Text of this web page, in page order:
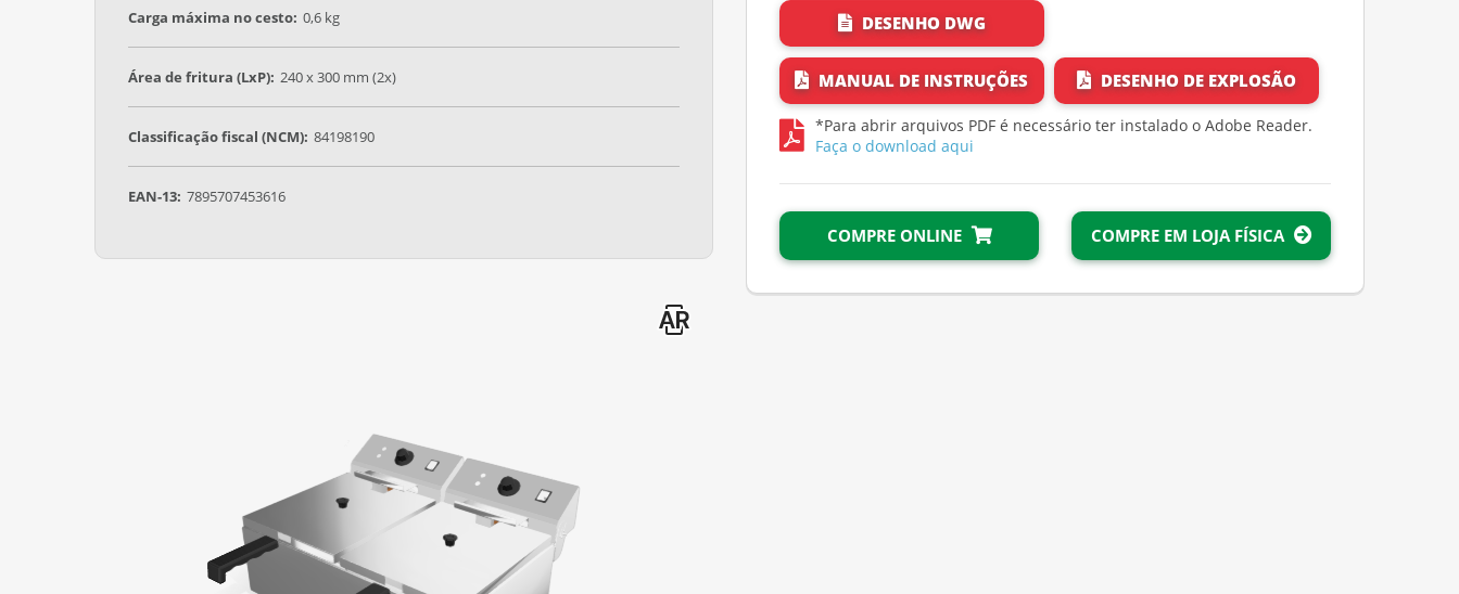
Carga máxima no cesto: 0,6 kg
Área de fritura (LxP): 240 x 300 mm (2x)
Classificação fiscal (NCM): 84198190
EAN-13: 7895707453616
DESENHO DWG
MANUAL DE INSTRUÇÕES DESENHO DE EXPLOSÃO
*Para abrir arquivos PDF é necessário ter instalado o Adobe Reader.
Faça o download aqui
COMPRE ONLINE COMPRE EM LOJA FÍSICA